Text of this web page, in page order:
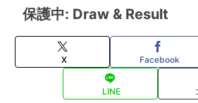
保護中: Draw & Result
X Facebook
LINE